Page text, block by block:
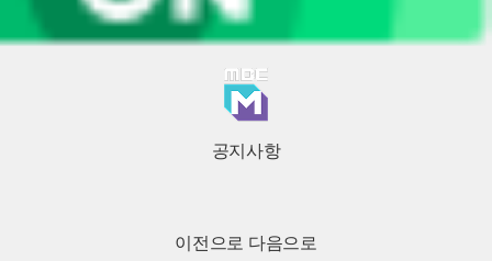
공지사항
이전으로 다음으로